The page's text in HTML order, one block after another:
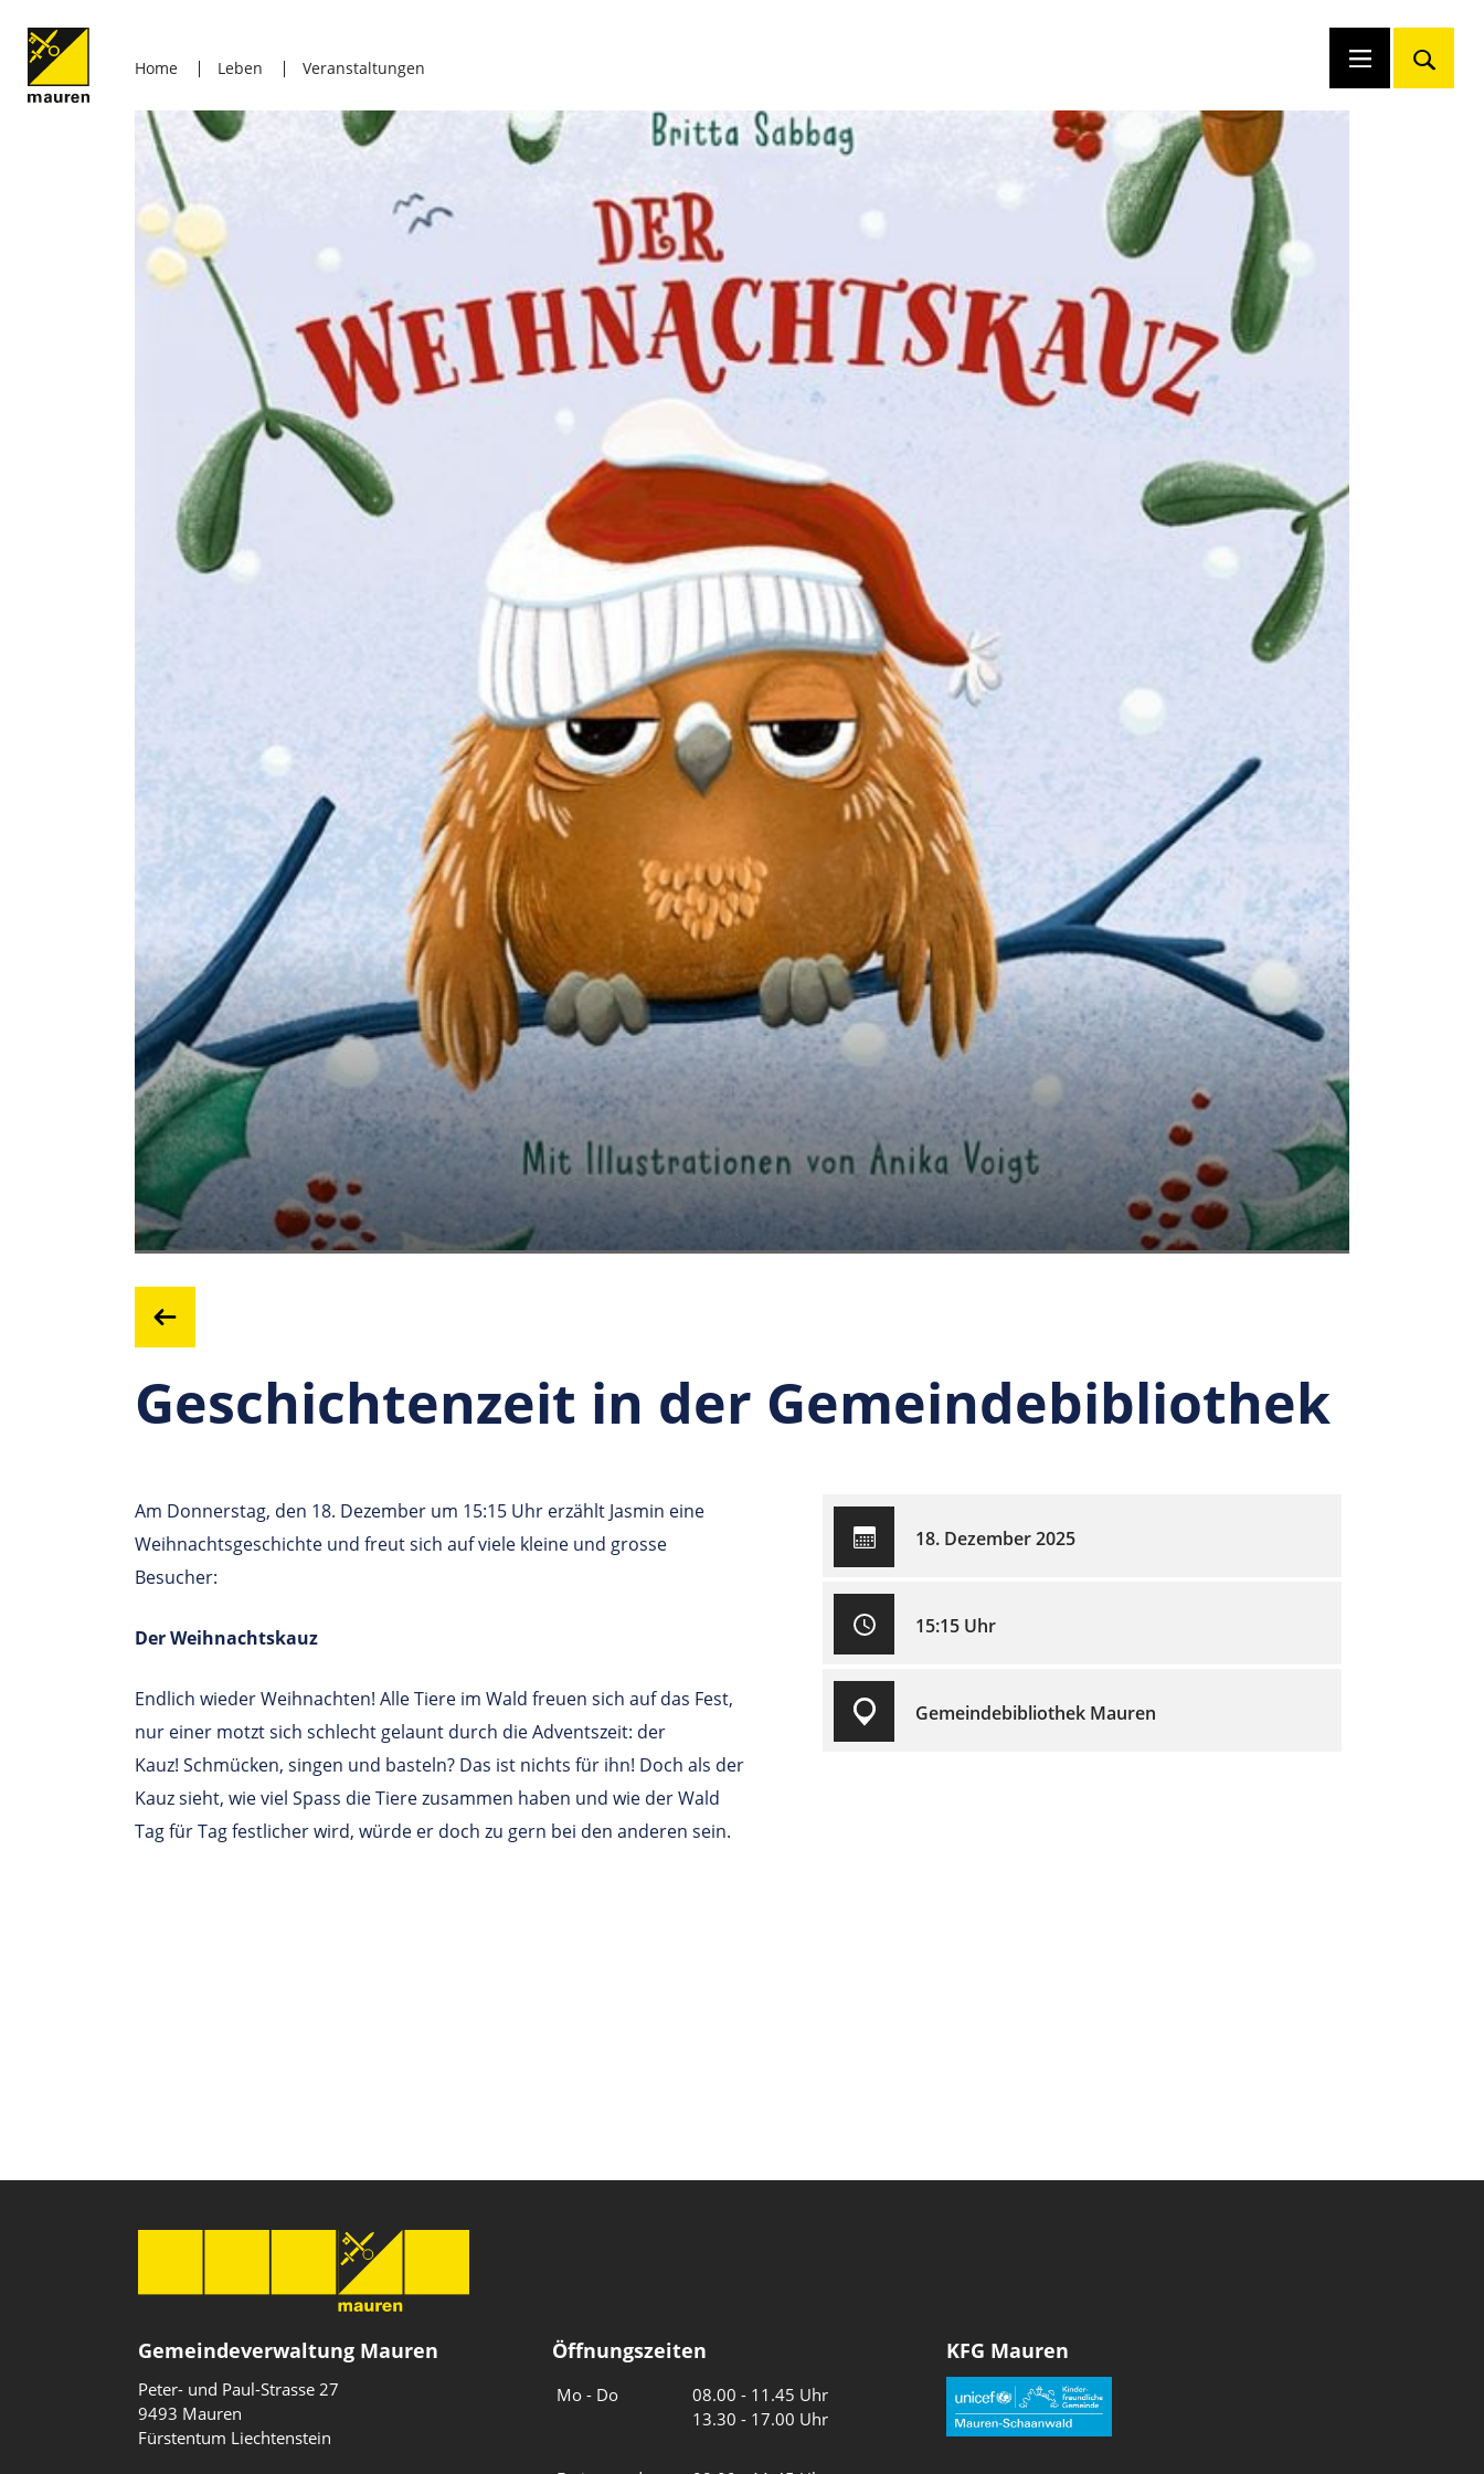
Home Leben Veranstaltungen
Geschichtenzeit in der Gemeindebibliothek
Am Donnerstag, den 18. Dezember um 15:15 Uhr erzählt Jasmin eine
Weihnachtsgeschichte und freut sich auf viele kleine und grosse
Besucher:
Der Weihnachtskauz
Endlich wieder Weihnachten! Alle Tiere im Wald freuen sich auf das Fest,
nur einer motzt sich schlecht gelaunt durch die Adventszeit: der
Kauz! Schmücken, singen und basteln? Das ist nichts für ihn! Doch als der
Kauz sieht, wie viel Spass die Tiere zusammen haben und wie der Wald
Tag für Tag festlicher wird, würde er doch zu gern bei den anderen sein.
18. Dezember 2025
15:15 Uhr
Gemeindebibliothek Mauren
Gemeindeverwaltung Mauren
Peter- und Paul-Strasse 27
9493 Mauren
Fürstentum Liechtenstein
Öffnungszeiten
Mo - Do
08.00 - 11.45 Uhr
13.30 - 17.00 Uhr
KFG Mauren